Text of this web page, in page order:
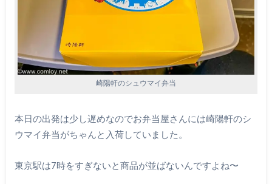
崎陽軒のシュウマイ弁当
本日の出発は少し遅めなのでお弁当屋さんには崎陽軒のシ
ウマイ弁当がちゃんと入荷していました。
東京駅は7時をすぎないと商品が並ばないんですよね〜